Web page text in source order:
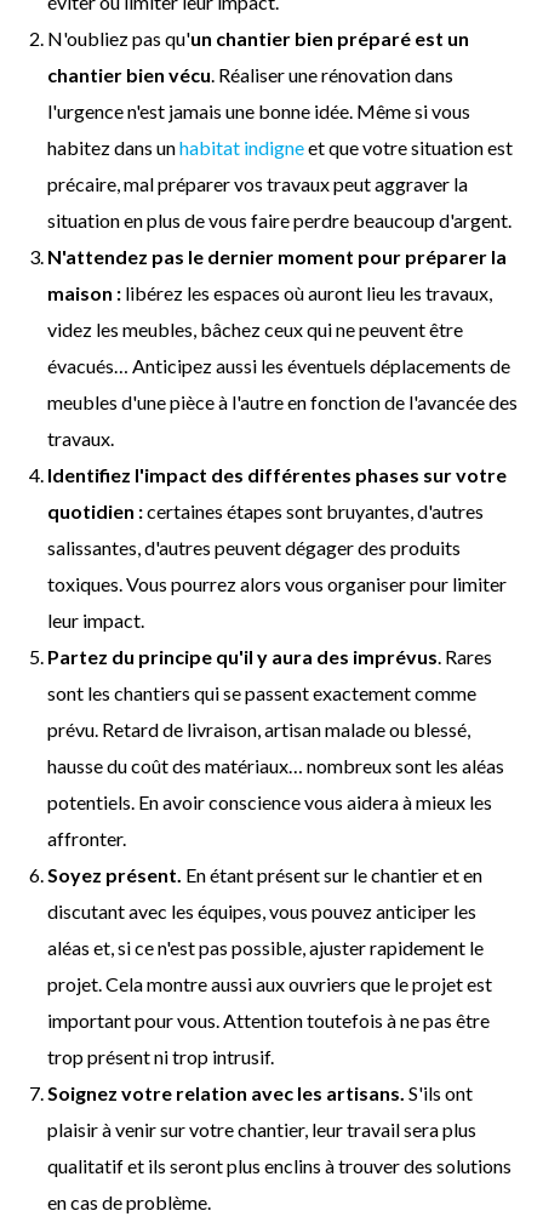
N'oubliez pas qu'un chantier bien préparé est un
chantier bien vécu . Réaliser une rénovation dans
l'urgence n'est jamais une bonne idée. Même si vous
habitez dans unhabitat indigneet que votre situation est
précaire, mal préparer vos travaux peut aggraver la
situation en plus de vous faire perdre beaucoup d'argent.
N'attendez pas le dernier moment pour préparer la
maison : libérez les espaces où auront lieu les travaux,
videz les meubles, bâchez ceux qui ne peuvent être
évacués… Anticipez aussi les éventuels déplacements de
meubles d'une pièce à l'autre en fonction de l'avancée des
travaux.
Identifiez l'impact des différentes phases sur votre
quotidien :certaines étapes sont bruyantes, d'autres
salissantes, d'autres peuvent dégager des produits
toxiques. Vous pourrez alors vous organiser pour limiter
leur impact.
Partez du principe qu'il y aura des imprévus . Rares
sont les chantiers qui se passent exactement comme
prévu. Retard de livraison, artisan malade ou blessé,
hausse du coût des matériaux… nombreux sont les aléas
potentiels. En avoir conscience vous aidera à mieux les
affronter.
Soyez présent. En étant présent sur le chantier et en
discutant avec les équipes, vous pouvez anticiper les
aléas et, si ce n'est pas possible, ajuster rapidement le
projet. Cela montre aussi aux ouvriers que le projet est
important pour vous. Attention toutefois à ne pas être
trop présent ni trop intrusif.
Soignez votre relation avec les artisans. S'ils ont
plaisir à venir sur votre chantier, leur travail sera plus
qualitatif et ils seront plus enclins à trouver des solutions
en cas de problème.